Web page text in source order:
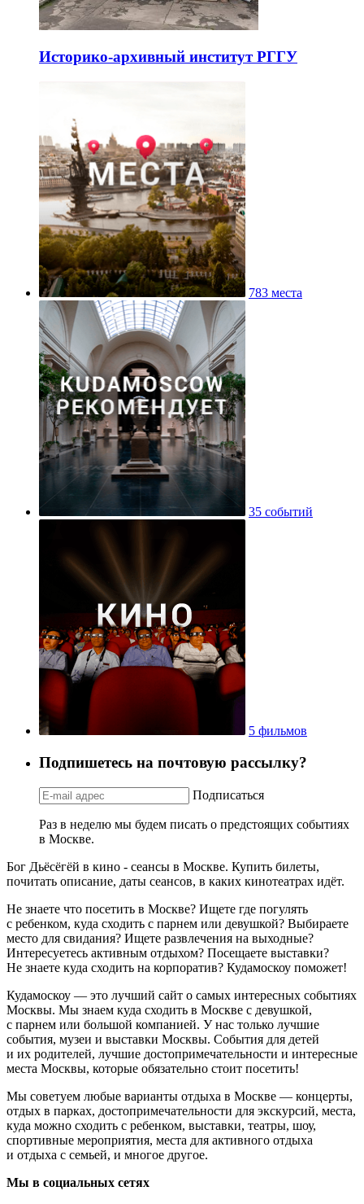
Историко-архивный институт РГГУ
783 места
35 событий
5 фильмов
Подпишетесь на почтовую рассылку?
Подписаться
Раз в неделю мы будем писать о предстоящих событиях
в Москве.
Бог Дьёсёгёй в кино - сеансы в Москве. Купить билеты,
почитать описание, даты сеансов, в каких кинотеатрах идёт.
Не знаете что посетить в Москве? Ищете где погулять
с ребенком, куда сходить с парнем или девушкой? Выбираете
место для свидания? Ищете развлечения на выходные?
Интересуетесь активным отдыхом? Посещаете выставки?
Не знаете куда сходить на корпоратив? Кудамоскоу поможет!
Кудамоскоу — это лучший сайт о самых интересных событиях
Москвы. Мы знаем куда сходить в Москве с девушкой,
с парнем или большой компанией. У нас только лучшие
события, музеи и выставки Москвы. События для детей
и их родителей, лучшие достопримечательности и интересные
места Москвы, которые обязательно стоит посетить!
Мы советуем любые варианты отдыха в Москве — концерты,
отдых в парках, достопримечательности для экскурсий, места,
куда можно сходить с ребенком, выставки, театры, шоу,
спортивные мероприятия, места для активного отдыха
и отдыха с семьей, и многое другое.
Мы в социальных сетях